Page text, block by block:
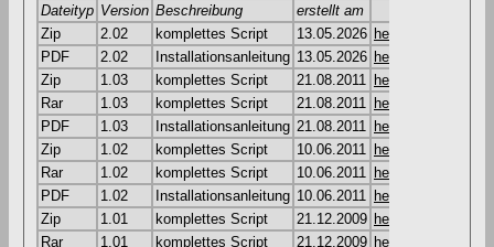
Dateityp Version Beschreibung
erstellt am
Zip
2.02 komplettes Script 13.05.2026 herunterladen
PDF
2.02 Installationsanleitung 13.05.2026 herunterladen
Zip
1.03 komplettes Script 21.08.2011
herunterladen
Rar
1.03 komplettes Script 21.08.2011
herunterladen
PDF
1.03 Installationsanleitung 21.08.2011
herunterladen
Zip
1.02 komplettes Script 10.06.2011
herunterladen
Rar
1.02 komplettes Script 10.06.2011
herunterladen
PDF
1.02 Installationsanleitung 10.06.2011
herunterladen
Zip
1.01 komplettes Script 21.12.2009 herunterladen
Rar
1.01 komplettes Script 21.12.2009 herunterladen